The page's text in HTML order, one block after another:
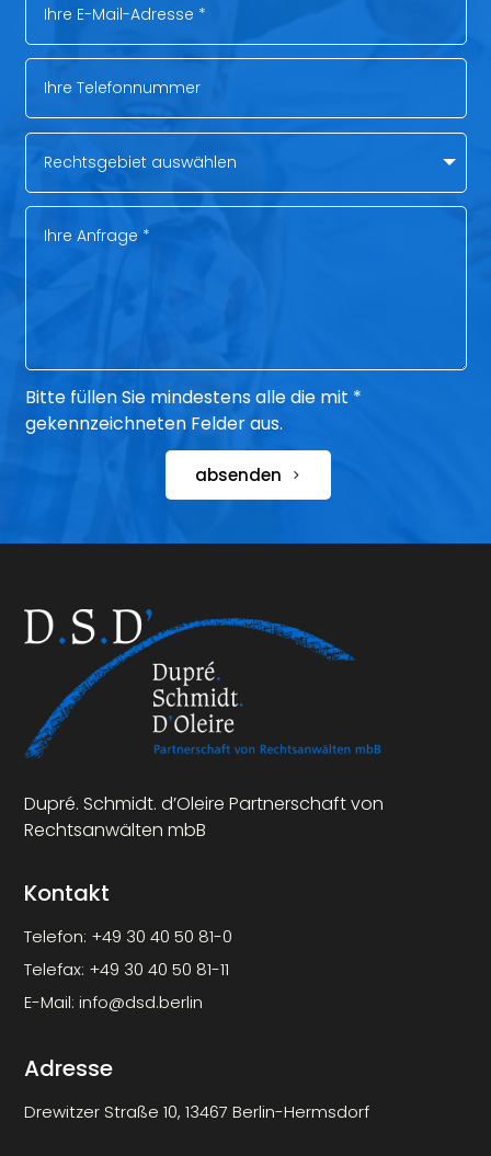
Bitte füllen Sie mindestens alle die mit *
gekennzeichneten Felder aus.
absenden
Dupré. Schmidt. d’Oleire Partnerschaft von
Rechtsanwälten mbB
Kontakt
Telefon: +49 30 40 50 81-0
Telefax: +49 30 40 50 81-11
E-Mail:info@dsd.berlin
Adresse
Drewitzer Straße 10, 13467 Berlin-Hermsdorf